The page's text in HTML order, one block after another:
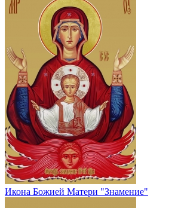
Икона Божией Матери "Знамение"